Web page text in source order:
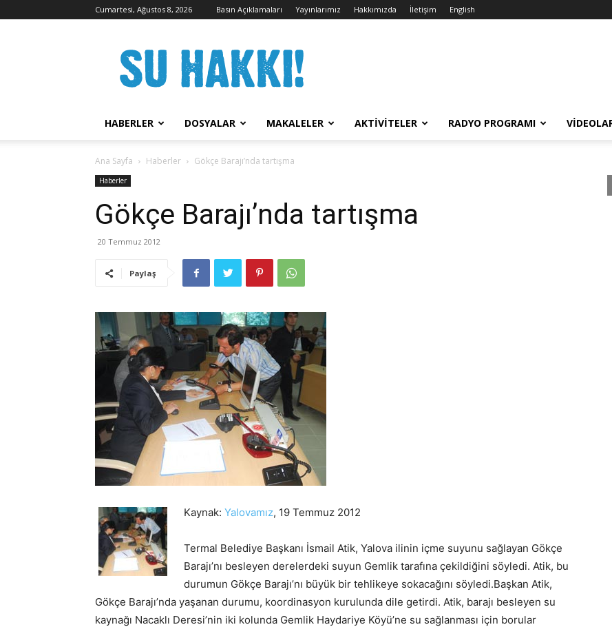
Cumartesi, Ağustos 8, 2026 Basın Açıklamaları Yayınlarımız Hakkımızda İletişim English
Hakkı
Kampanyası
HABERLER DOSYALAR MAKALELER AKTIVITELER RADYO PROGRAMI
Ana Sayfa Haberler Gökçe Barajı’nda tartışma
Haberler
Gökçe Barajı’nda tartışma
20 Temmuz 2012
Paylaş
Kaynak: Yalovamız, 19 Temmuz 2012
Termal Belediye Başkanı İsmail Atik, Yalova ilinin içme suyunu sağlayan Gökçe
Barajı’nı besleyen derelerdeki suyun Gemlik tarafına çekildiğini söyledi. Atik, bu
durumun Gökçe Barajı’nı büyük bir tehlikeye sokacağını söyledi.Başkan Atik,
Gökçe Barajı’nda yaşanan durumu, koordinasyon kurulunda dile getirdi. Atik, barajı besleyen su
kaynağı Nacaklı Deresi’nin iki kolunda Gemlik Haydariye Köyü’ne su sağlanması için borular